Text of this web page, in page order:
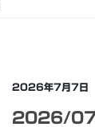
2026年7月7日
2026/